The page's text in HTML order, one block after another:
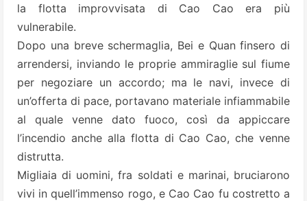
la flotta improvvisata di Cao Cao era più
vulnerabile.
Dopo una breve schermaglia, Bei e Quan finsero di
arrendersi, inviando le proprie ammiraglie sul fiume
per negoziare un accordo; ma le navi, invece di
un’offerta di pace, portavano materiale infiammabile
al quale venne dato fuoco, così da appiccare
l’incendio anche alla flotta di Cao Cao, che venne
distrutta.
Migliaia di uomini, fra soldati e marinai, bruciarono
vivi in quell’immenso rogo, e Cao Cao fu costretto a